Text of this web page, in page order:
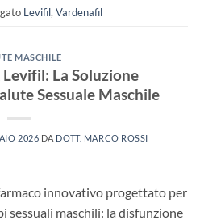
Levifil, Vardenafil
MASCHILE
Levifil: La Soluzione
Sessuale Maschile​
2026 DA DOTT. MARCO ROSSI
innovativo progettato per
maschili: la disfunzione